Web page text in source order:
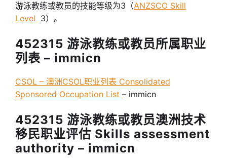
游泳教练或教员的技能等级为3（ANZSCO Skill
Level 3）。
452315 游泳教练或教员所属职业
列表 – immicn
CSOL – 澳洲CSOL职业列表 Consolidated
Sponsored Occupation List – immicn
452315 游泳教练或教员澳洲技术
移民职业评估 Skills assessment
authority – immicn